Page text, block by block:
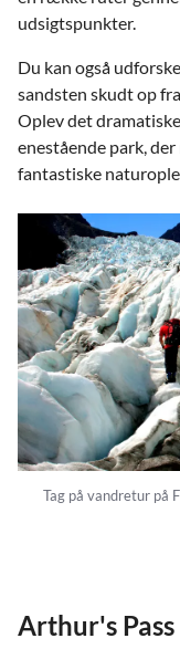
udsigtspunkter.
Du kan også
sandsten skudt op
Oplev det
enestående park,
fantastiske
Tag på vandretur på
Arthur's